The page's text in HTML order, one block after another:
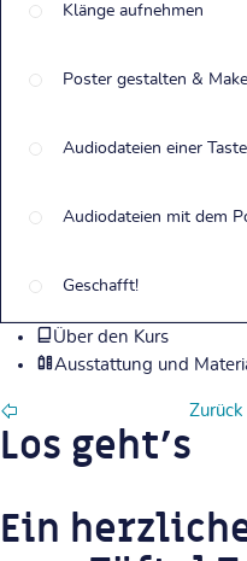
Klänge aufnehmen
Poster gestalten &
Audiodateien einer
Audiodateien mit dem
Geschafft!
Über den Kurs
Ausstattung und
Zurück
Los geht's
Ein